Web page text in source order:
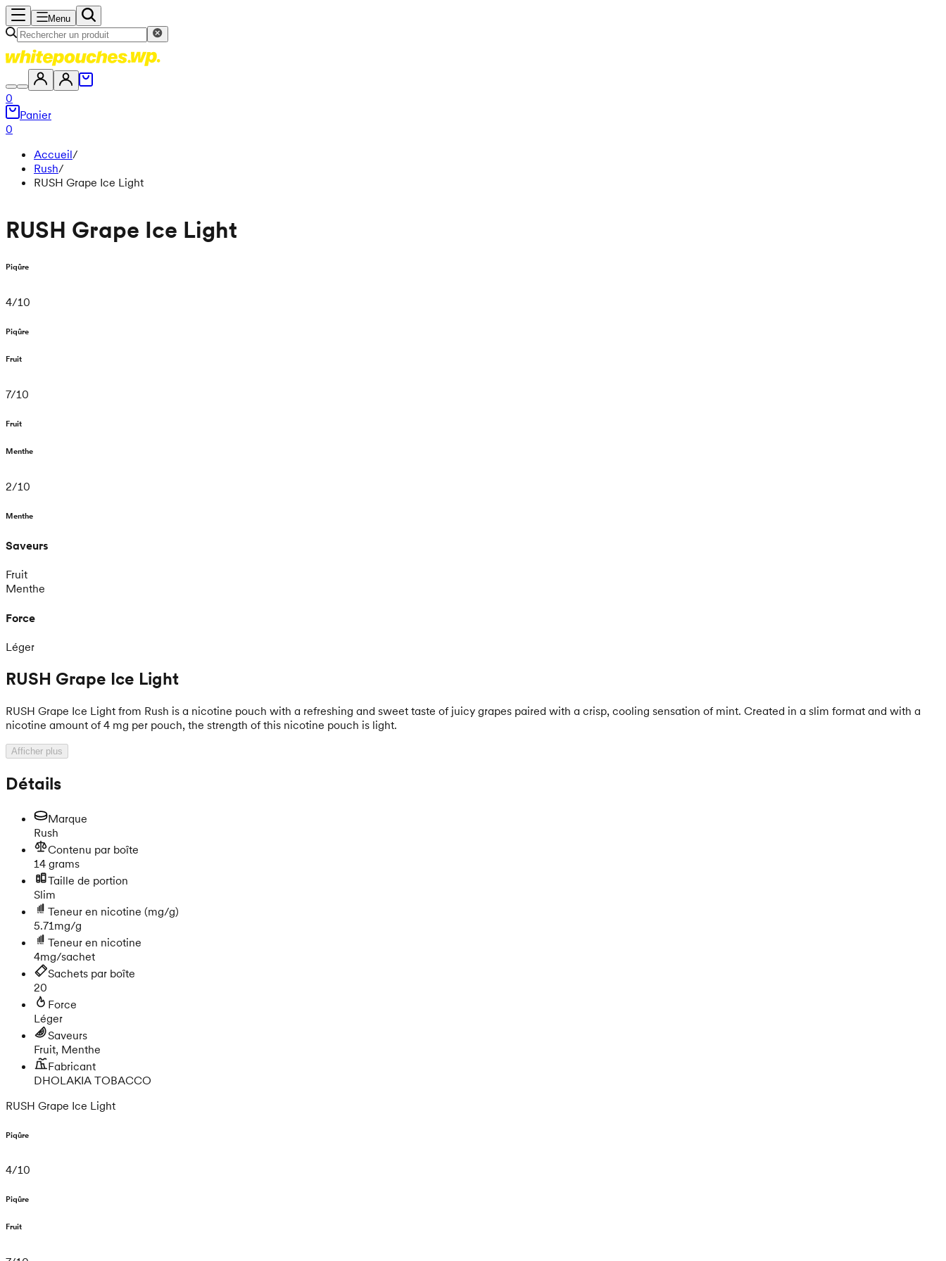
Menu
0
Panier
0
Accueil/
Rush/
RUSH Grape Ice Light
RUSH Grape Ice Light
Piqûre
4/10
Piqûre
Fruit
7/10
Fruit
Menthe
2/10
Menthe
Saveurs
Fruit
Menthe
Force
Léger
RUSH Grape Ice Light
RUSH Grape Ice Light from Rush is a nicotine pouch with a refreshing and sweet taste of juicy grapes paired with a crisp, cooling sensation of mint. Created in a slim format and with a
nicotine amount of 4 mg per pouch, the strength of this nicotine pouch is light.
Afficher plus
Détails
Marque
Rush
Contenu par boîte
14 grams
Taille de portion
Slim
Teneur en nicotine (mg/g)
5.71mg/g
Teneur en nicotine
4mg/sachet
Sachets par boîte
20
Force
Léger
Saveurs
Fruit, Menthe
Fabricant
DHOLAKIA TOBACCO
RUSH Grape Ice Light
Piqûre
4/10
Piqûre
Fruit